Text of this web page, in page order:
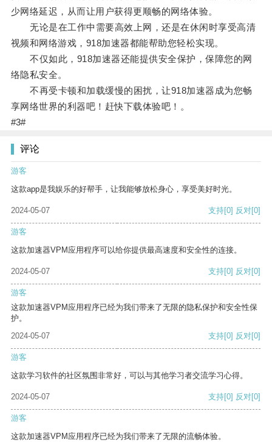
少网络延迟，从而让用户获得更顺畅的网络体验。
无论是在工作中需要高效上网，还是在休闲时享受高清
视频和网络游戏，918加速器都能帮助您轻松实现。
不仅如此，918加速器还能提供安全保护，保障您的网
络隐私安全。
不再受卡顿和加载缓慢的困扰，让918加速器成为您畅
享网络世界的利器吧！赶快下载体验吧！。
#3#
评论
游客
这款app是我娱乐的好帮手，让我能够放松身心，享受美好时光。
2024-05-07 支持[0] 反对[0]
游客
这款加速器VPM应用程序可以给你提供最高速度和安全性的连接。
2024-05-07 支持[0] 反对[0]
游客
这款加速器VPM应用程序已经为我们带来了无限的隐私保护和安全性保
护。
2024-05-07
支持[0] 反对[0]
游客
这款学习软件的社区氛围非常好，可以与其他学习者交流学习心得。
2024-05-07 支持[0] 反对[0]
游客
这款加速器VPM应用程序已经为我们带来了无限的流畅体验。